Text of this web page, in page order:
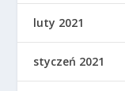
luty 2021
styczeń 2021